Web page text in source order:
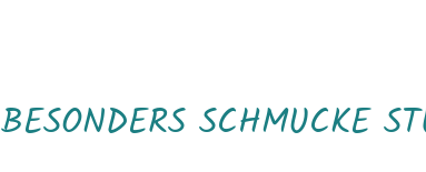
BESONDERS SCHMUCKE